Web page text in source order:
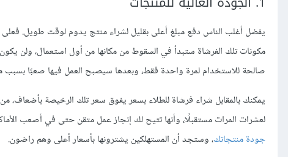
يفضل أغلب الناس دفع مبلغ أعلى بقليل لشراء منتج يدوم لوقت طويل. فعلى
مكونات تلك الفرشاة ستبدأ في السقوط من مكانها من أول استعمال، ولن
صالحة للاستخدام لمرة واحدة فقط، وبعدها سيصبح العمل فيها صعبًا بسبب
يمكنك بالمقابل شراء فرشاة للطلاء بسعر يفوق سعر تلك الرخيصة
لعشرات المرات مستقبلًا، وأنها تتيح لك إنجاز عمل متقن حتى في أصعب
جودة منتجاتك، وستجد أن المستهلكين يشترونها بأسعار أعلى وهم راضون.